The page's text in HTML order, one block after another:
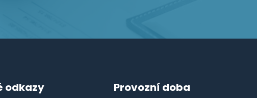
odkazy Provozní doba